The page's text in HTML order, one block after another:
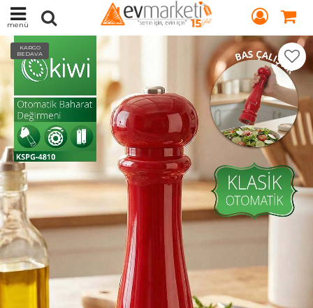
menü
KARGO
BEDAVA